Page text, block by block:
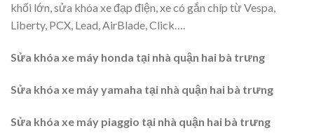
khối lớn, sửa khóa xe đạp điện, xe có gắn chíp từ Vespa,
Liberty, PCX, Lead, AirBlade, Click….
Sửa khóa xe máy honda tại nhà quận hai bà trưng
Sửa khóa xe máy yamaha tại nhà quận hai bà trưng
Sửa khóa xe máy piaggio tại nhà quận hai bà trưng